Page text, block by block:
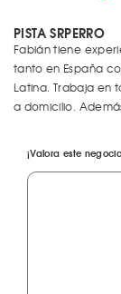
PISTA SRPERRO
Fabián tiene
tanto en España
Latina. Trabaja en
a domicilio.
¡Valora este